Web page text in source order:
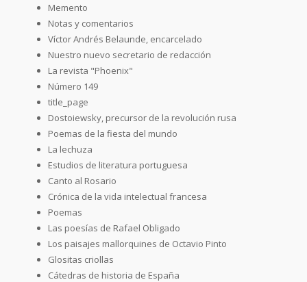
Memento
Notas y comentarios
Víctor Andrés Belaunde, encarcelado
Nuestro nuevo secretario de redacción
La revista "Phoenix"
Número 149
title_page
Dostoiewsky, precursor de la revolución rusa
Poemas de la fiesta del mundo
La lechuza
Estudios de literatura portuguesa
Canto al Rosario
Crónica de la vida intelectual francesa
Poemas
Las poesías de Rafael Obligado
Los paisajes mallorquines de Octavio Pinto
Glositas criollas
Cátedras de historia de España